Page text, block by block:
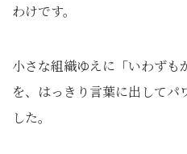
わけです。
小さな組織ゆえに「いわずも
を、はっきり言葉に出してパ
した。